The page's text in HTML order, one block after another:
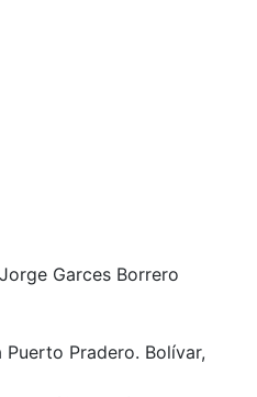
Garces Borrero
Pradero. Bolívar,